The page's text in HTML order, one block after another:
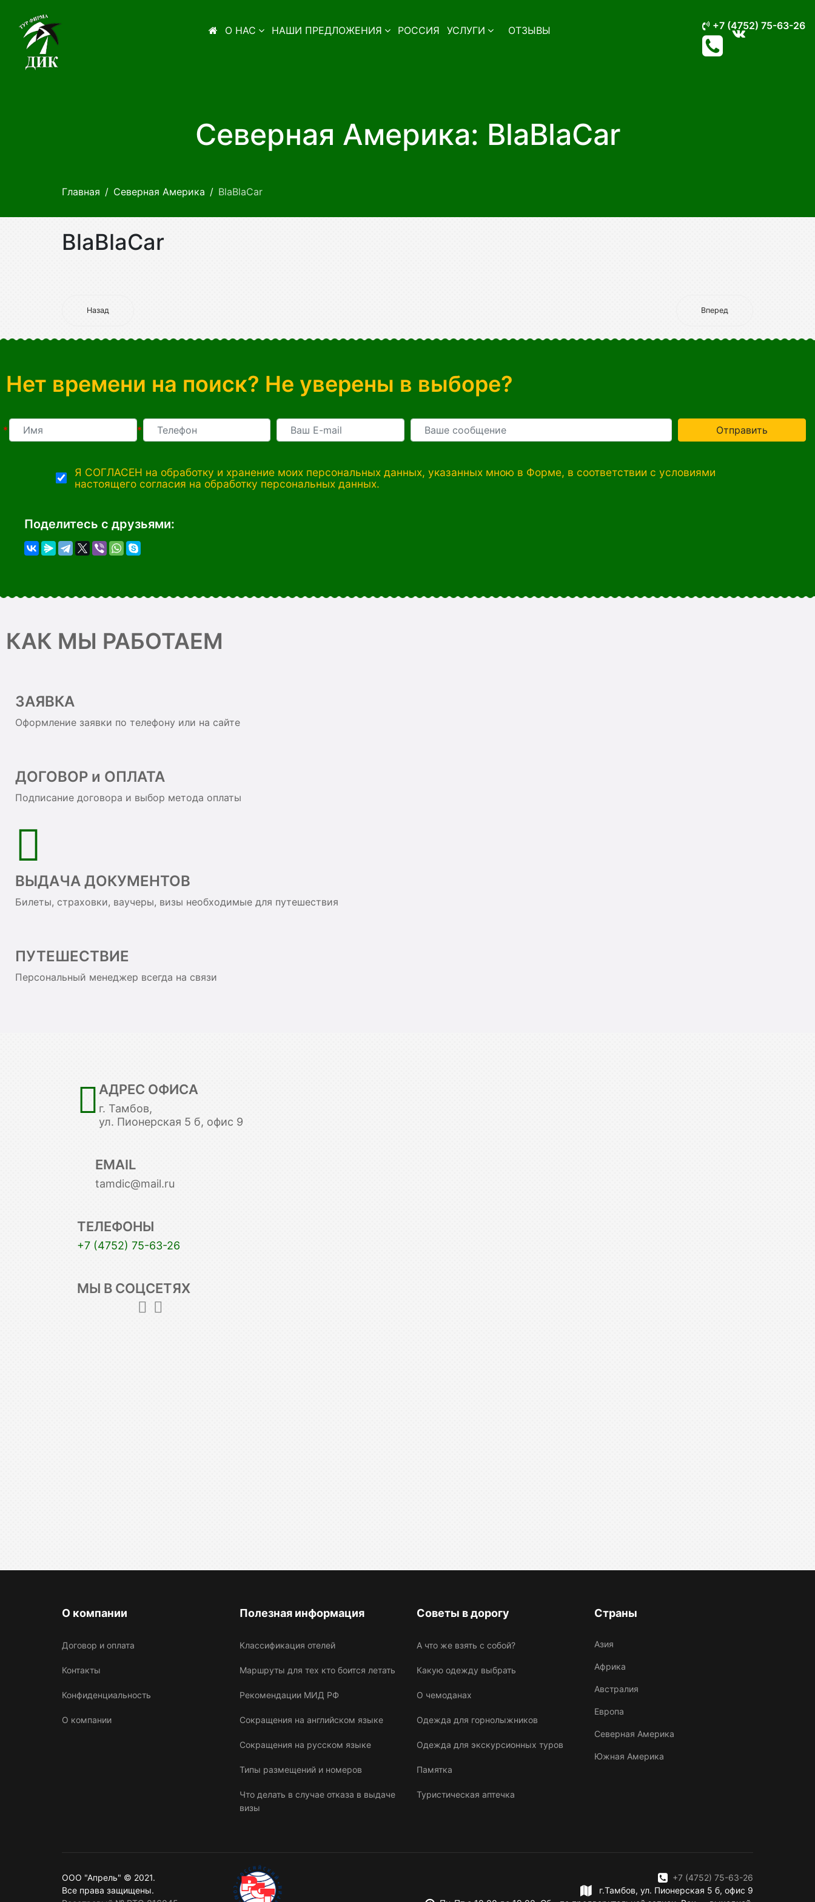
О НАС НАШИ ПРЕДЛОЖЕНИЯ РОССИЯ УСЛУГИ ОТЗЫВЫ +7 (4752) 75-63-26
Северная Америка: BlaBlaCar
Главная Северная Америка BlaBlaCar
BlaBlaCar
Назад Вперед
Нет времени на поиск? Не уверены в выборе?
* * Отправить
Я СОГЛАСЕН на обработку и хранение моих персональных данных, указанных мною в Форме, в соответствии с условиями
настоящего согласия на обработку персональных данных.
Поделитесь с друзьями:
КАК МЫ РАБОТАЕМ
ЗАЯВКА
Оформление заявки по телефону или на сайте
ДОГОВОР и ОПЛАТА
Подписание договора и выбор метода оплаты
ВЫДАЧА ДОКУМЕНТОВ
Билеты, страховки, ваучеры, визы необходимые для путешествия
ПУТЕШЕСТВИЕ
Персональный менеджер всегда на связи
АДРЕС ОФИСА
г. Тамбов,
ул. Пионерская 5 б, офис 9
EMAIL
tamdic@mail.ru
ТЕЛЕФОНЫ
+7 (4752) 75-63-26
МЫ В СОЦСЕТЯХ
О компании
Договор и оплата
Контакты
Конфиденциальность
О компании
Полезная информация
Классификация отелей
Маршруты для тех кто боится летать
Рекомендации МИД РФ
Сокращения на английском языке
Сокращения на русском языке
Типы размещений и номеров
Что делать в случае отказа в выдаче
визы
Советы в дорогу
А что же взять с собой?
Какую одежду выбрать
О чемоданах
Одежда для горнолыжников
Одежда для экскурсионных туров
Памятка
Туристическая аптечка
Страны
Азия
Африка
Австралия
Европа
Северная Америка
Южная Америка
ООО "Апрель" © 2021.
Все права защищены.
+7 (4752) 75-63-26
г.Тамбов, ул. Пионерская 5 б, офис 9